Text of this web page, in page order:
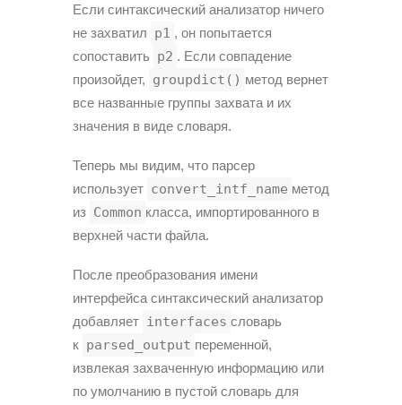
Если синтаксический анализатор ничего
не захватил p1 , он попытается
сопоставить p2 . Если совпадение
произойдет, groupdict() метод вернет
все названные группы захвата и их
значения в виде словаря.
Теперь мы видим, что парсер
использует convert_intf_name метод
из Common класса, импортированного в
верхней части файла.
После преобразования имени
интерфейса синтаксический анализатор
добавляет interfaces словарь
к parsed_output переменной,
извлекая захваченную информацию или
по умолчанию в пустой словарь для